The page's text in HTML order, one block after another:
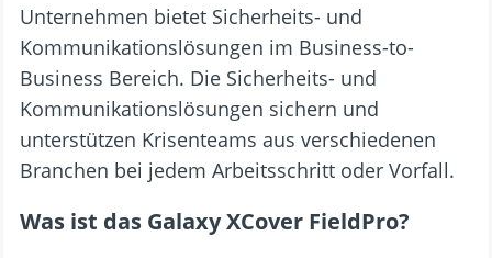
Unternehmen bietet Sicherheits- und
Kommunikationslösungen im Business-to-
Business Bereich. Die Sicherheits- und
Kommunikationslösungen sichern und
unterstützen Krisenteams aus verschiedenen
Branchen bei jedem Arbeitsschritt oder Vorfall.
Was ist das Galaxy XCover FieldPro?